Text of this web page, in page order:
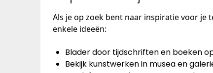
Als je op zoek bent naar inspiratie voor je
enkele ideeën:
Blader door tijdschriften en boeken
Bekijk kunstwerken in musea en